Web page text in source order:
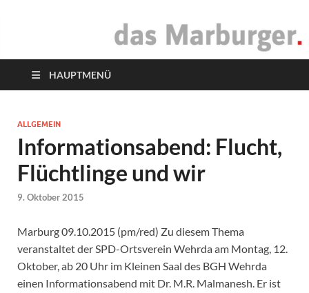
das Marburger.
HAUPTMENÜ
ALLGEMEIN
Informationsabend: Flucht,
Flüchtlinge und wir
9. Oktober 2015
Marburg 09.10.2015 (pm/red) Zu diesem Thema
veranstaltet der SPD-Ortsverein Wehrda am Montag, 12.
Oktober, ab 20 Uhr im Kleinen Saal des BGH Wehrda
einen Informationsabend mit Dr. M.R. Malmanesh. Er ist